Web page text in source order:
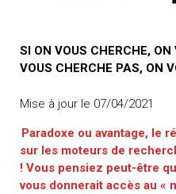
SI ON VOUS CHERCHE,
VOUS CHERCHE PAS, ON
Mise à jour le 07/04/2021
Paradoxe ou avantage, le
sur les moteurs de
! Vous pensiez peut-être
vous donnerait accès au «